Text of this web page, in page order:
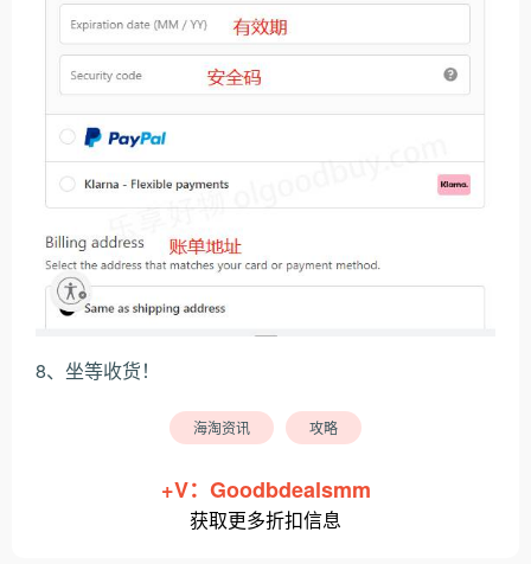
8、坐等收货！
海淘资讯 攻略
+V：Goodbdealsmm
获取更多折扣信息